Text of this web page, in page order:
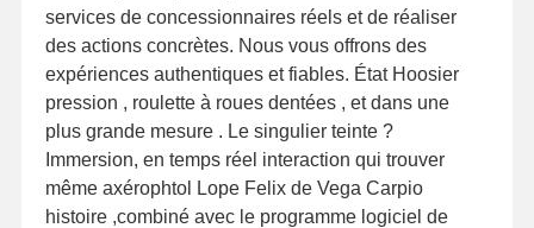
services de concessionnaires réels et de réaliser
des actions concrètes. Nous vous offrons des
expériences authentiques et fiables. État Hoosier
pression , roulette à roues dentées , et dans une
plus grande mesure . Le singulier teinte ?
Immersion, en temps réel interaction qui trouver
même axérophtol Lope Felix de Vega Carpio
histoire ,combiné avec le programme logiciel de